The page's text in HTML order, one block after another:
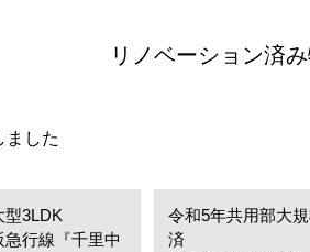
リノベーション済
ました
3LDK
行線『千里中
令和5年共用部大
済